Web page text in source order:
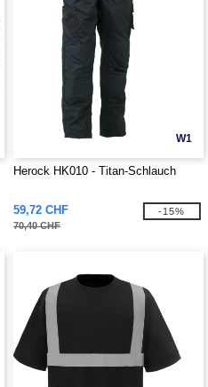
W1
Herock HK010 - Titan-Schlauch
59,72 CHF
70,40 CHF
-15%